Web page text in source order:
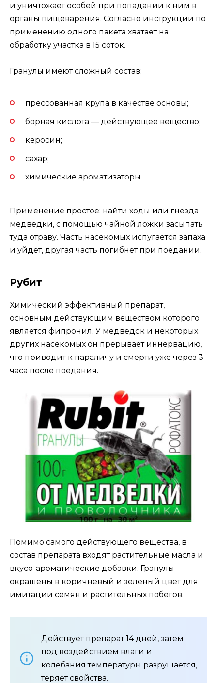
и уничтожает особей при попадании к ним в
органы пищеварения. Согласно инструкции по
применению одного пакета хватает на
обработку участка в 15 соток.
Гранулы имеют сложный состав:
прессованная крупа в качестве основы;
борная кислота — действующее вещество;
керосин;
сахар;
химические ароматизаторы.
Применение простое: найти ходы или гнезда
медведки, с помощью чайной ложки засыпать
туда отраву. Часть насекомых испугается запаха
и уйдет, другая часть погибнет при поедании.
Рубит
Химический эффективный препарат,
основным действующим веществом которого
является фипронил. У медведок и некоторых
других насекомых он прерывает иннервацию,
что приводит к параличу и смерти уже через 3
часа после поедания.
Помимо самого действующего вещества, в
состав препарата входят растительные масла и
вкусо-ароматические добавки. Гранулы
окрашены в коричневый и зеленый цвет для
имитации семян и растительных побегов.
Действует препарат 14 дней, затем
под воздействием влаги и
колебания температуры разрушается,
теряет свойства.